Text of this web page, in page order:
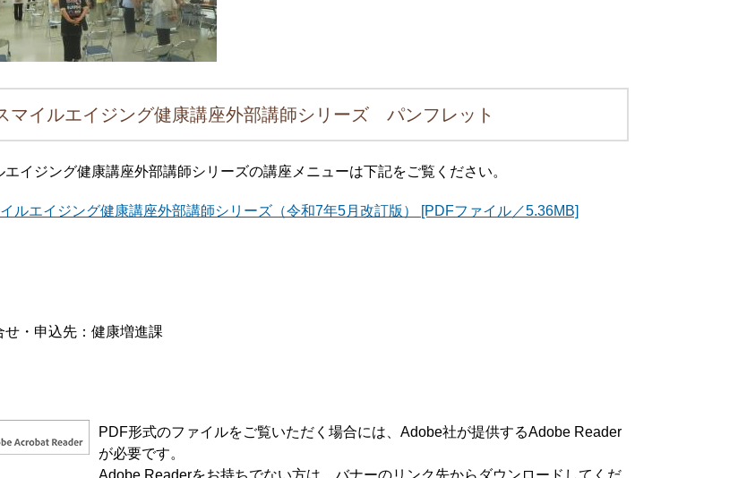
マイルエイジング健康講座外部講師シリーズ パンフレット
エイジング健康講座外部講師シリーズの講座メニューは下記をご覧ください。
ルエイジング健康講座外部講師シリーズ（令和7年5月改訂版） [PDFファイル／5.36MB]
・申込先：健康増進課
PDF形式のファイルをご覧いただく場合には、Adobe社が提供するAdobe Reader
が必要です。
Adobe Readerをお持ちでない方は、バナーのリンク先からダウンロードしてくだ